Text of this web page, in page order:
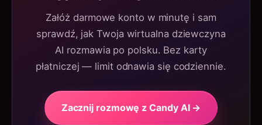
Załóż darmowe konto w minutę i sam
sprawdź, jak Twoja wirtualna dziewczyna
AI rozmawia po polsku. Bez karty
płatniczej — limit odnawia się codziennie.
Zacznij rozmowę z Candy AI →